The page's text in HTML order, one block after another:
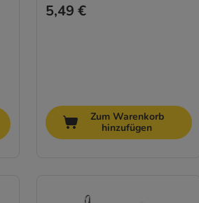
5,49 €
Zum Warenkorb
hinzufügen